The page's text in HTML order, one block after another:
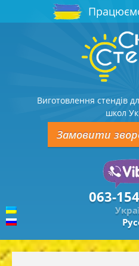
Виготовлення стендів
школ
Замовити
063-